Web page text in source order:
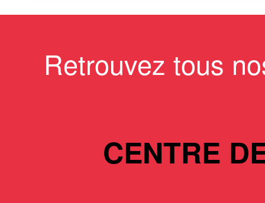
Retrouvez tous
CENTRE